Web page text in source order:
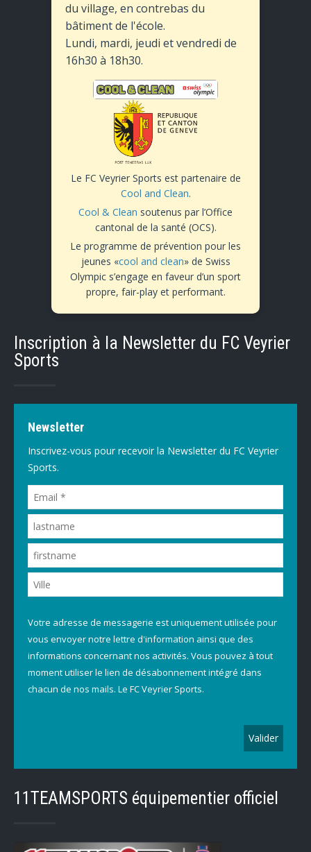
du village, en contrebas du
bâtiment de l'école.
Lundi, mardi, jeudi et vendredi de
16h30 à 18h30.
Le FC Veyrier Sports est partenaire de
Cool and Clean.
Cool & Clean soutenus par l’Office
cantonal de la santé (OCS).
Le programme de prévention pour les
jeunes «cool and clean» de Swiss
Olympic s’engage en faveur d’un sport
propre, fair-play et performant.
Inscription à la Newsletter du FC Veyrier
Sports
Newsletter
Inscrivez-vous pour recevoir la Newsletter du FC Veyrier
Sports.
Votre adresse de messagerie est uniquement utilisée pour
vous envoyer notre lettre d'information ainsi que des
informations concernant nos activités. Vous pouvez à tout
moment utiliser le lien de désabonnement intégré dans
chacun de nos mails. Le FC Veyrier Sports.
11TEAMSPORTS équipementier officiel